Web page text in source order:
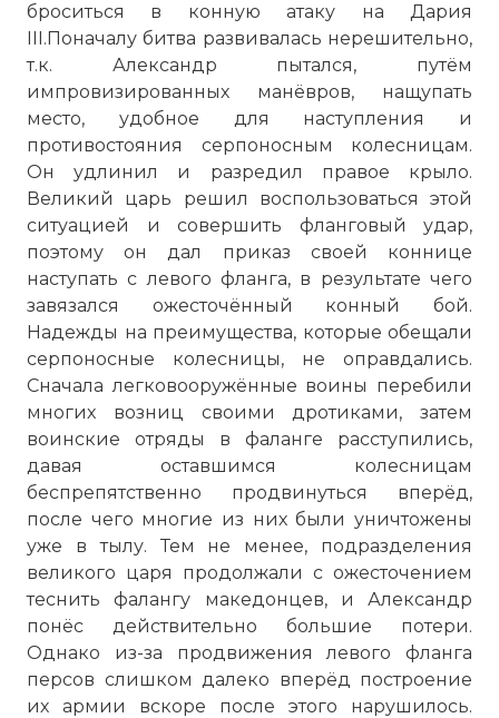
броситься в конную атаку на Дария
III.Поначалу битва развивалась нерешительно,
т.к. Александр пытался, путём
импровизированных манёвров, нащупать
место, удобное для наступления и
противостояния серпоносным колесницам.
Он удлинил и разредил правое крыло.
Великий царь решил воспользоваться этой
ситуацией и совершить фланговый удар,
поэтому он дал приказ своей коннице
наступать с левого фланга, в результате чего
завязался ожесточённый конный бой.
Надежды на преимущества, которые обещали
серпоносные колесницы, не оправдались.
Сначала легковооружённые воины перебили
многих возниц своими дротиками, затем
воинские отряды в фаланге расступились,
давая оставшимся колесницам
беспрепятственно продвинуться вперёд,
после чего многие из них были уничтожены
уже в тылу. Тем не менее, подразделения
великого царя продолжали с ожесточением
теснить фалангу македонцев, и Александр
понёс действительно большие потери.
Однако из-за продвижения левого фланга
персов слишком далеко вперёд построение
их армии вскоре после этого нарушилось.
Вернуться в статью: Битва при Гавгамелах